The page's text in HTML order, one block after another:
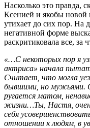
Насколько это правда,
Ксенией и якобы новой
утихает до сих пор. На
негативной форме
раскритиковала все, за
«…С некоторых пор я
актриса» начала
Считает, что могла
бывшими, но мужьями.
ругается матом,
жизни…Ты, Настя,
себя
отношении к людям, в